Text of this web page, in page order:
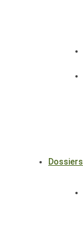
Dossiers